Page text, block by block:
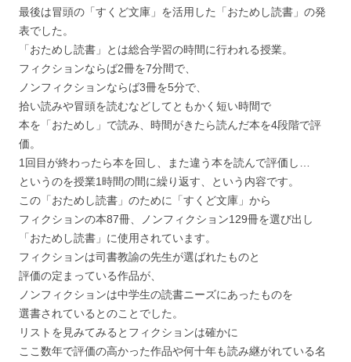
最後は冒頭の「すくど文庫」を活用した「おためし読書」の発
表でした。
「おためし読書」とは総合学習の時間に行われる授業。
フィクションならば2冊を7分間で、
ノンフィクションならば3冊を5分で、
拾い読みや冒頭を読むなどしてともかく短い時間で
本を「おためし」で読み、時間がきたら読んだ本を4段階で評
価。
1回目が終わったら本を回し、また違う本を読んで評価し…
というのを授業1時間の間に繰り返す、という内容です。
この「おためし読書」のために「すくど文庫」から
フィクションの本87冊、ノンフィクション129冊を選び出し
「おためし読書」に使用されています。
フィクションは司書教諭の先生が選ばれたものと
評価の定まっている作品が、
ノンフィクションは中学生の読書ニーズにあったものを
選書されているとのことでした。
リストを見みてみるとフィクションは確かに
ここ数年で評価の高かった作品や何十年も読み継がれている名